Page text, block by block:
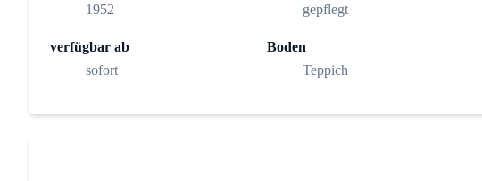
1952
gepflegt
verfügbar ab
sofort
Boden
Teppich